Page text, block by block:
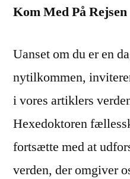
Kom Med På Rejsen
Uanset om du er en
nytilkommen,
i vores artiklers
Hexedoktoren
fortsætte med at
verden, der omgiver